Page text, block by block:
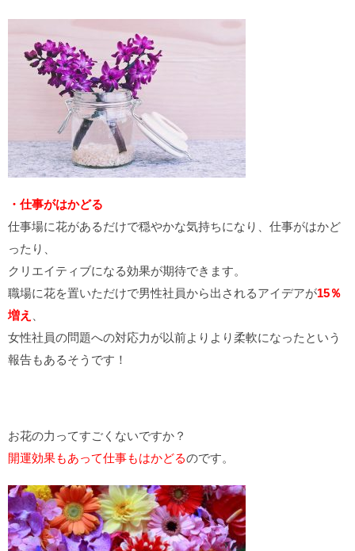
・仕事がはかどる
仕事場に花があるだけで穏やかな気持ちになり、仕事がはかど
ったり、
クリエイティブになる効果が期待できます。
職場に花を置いただけで男性社員から出されるアイデアが15％
増え
女性社員の問題への対応力が以前よりより柔軟になったという
報告もあるそうです！
お花の力ってすごくないですか？
開運効果もあって仕事もはかどるのです。